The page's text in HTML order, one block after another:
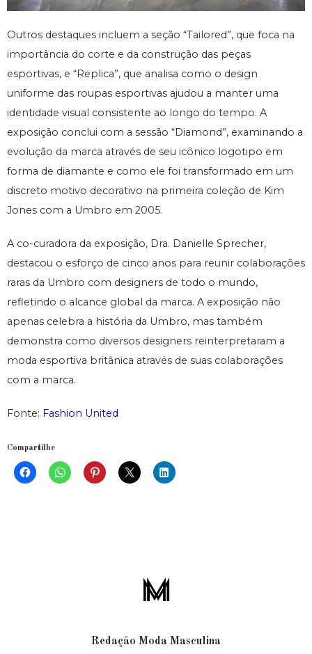
Outros destaques incluem a seção “Tailored”, que foca na
importância do corte e da construção das peças
esportivas, e “Replica”, que analisa como o design
uniforme das roupas esportivas ajudou a manter uma
identidade visual consistente ao longo do tempo. A
exposição conclui com a sessão “Diamond”, examinando a
evolução da marca através de seu icônico logotipo em
forma de diamante e como ele foi transformado em um
discreto motivo decorativo na primeira coleção de Kim
Jones com a Umbro em 2005.
A co-curadora da exposição, Dra. Danielle Sprecher,
destacou o esforço de cinco anos para reunir colaborações
raras da Umbro com designers de todo o mundo,
refletindo o alcance global da marca. A exposição não
apenas celebra a história da Umbro, mas também
demonstra como diversos designers reinterpretaram a
moda esportiva britânica através de suas colaborações
com a marca.
Fonte: Fashion United
Compartilhe
Redação Moda Masculina